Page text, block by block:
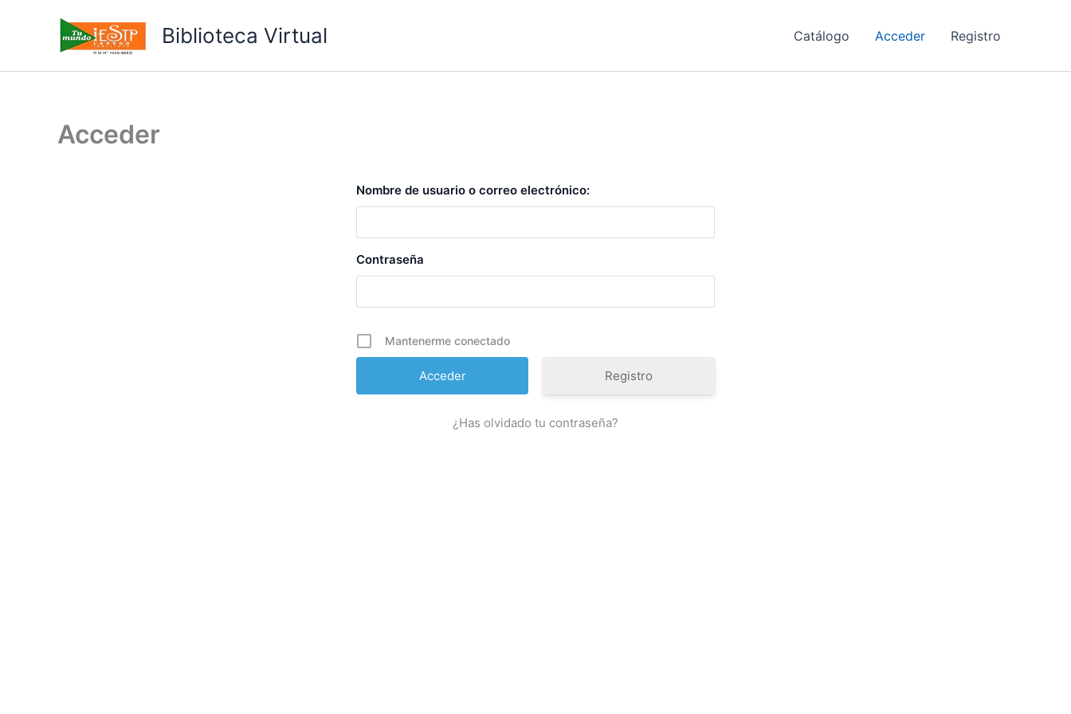
Biblioteca Virtual Catálogo Acceder Registro
Acceder
Nombre de usuario o correo electrónico:
Contraseña
Mantenerme conectado
Registro
¿Has olvidado tu contraseña?